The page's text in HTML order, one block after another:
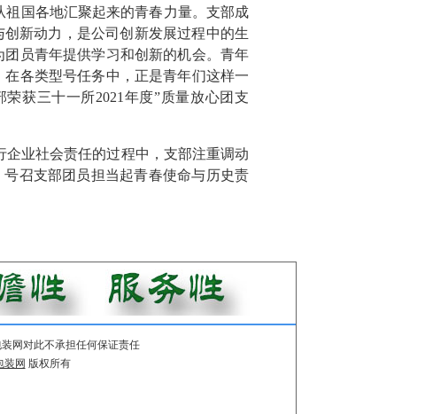
祖国各地汇聚起来的青春力量。支部成
新动力，是公司创新发展过程中的生
员青年提供学习和创新的机会。青年
各类型号任务中，正是青年们这样一
获三十一所2021年度”质量放心团支
业社会责任的过程中，支部注重调动
召支部团员担当起青春使命与历史责
网对此不承担任何保证责任
装网 版权所有